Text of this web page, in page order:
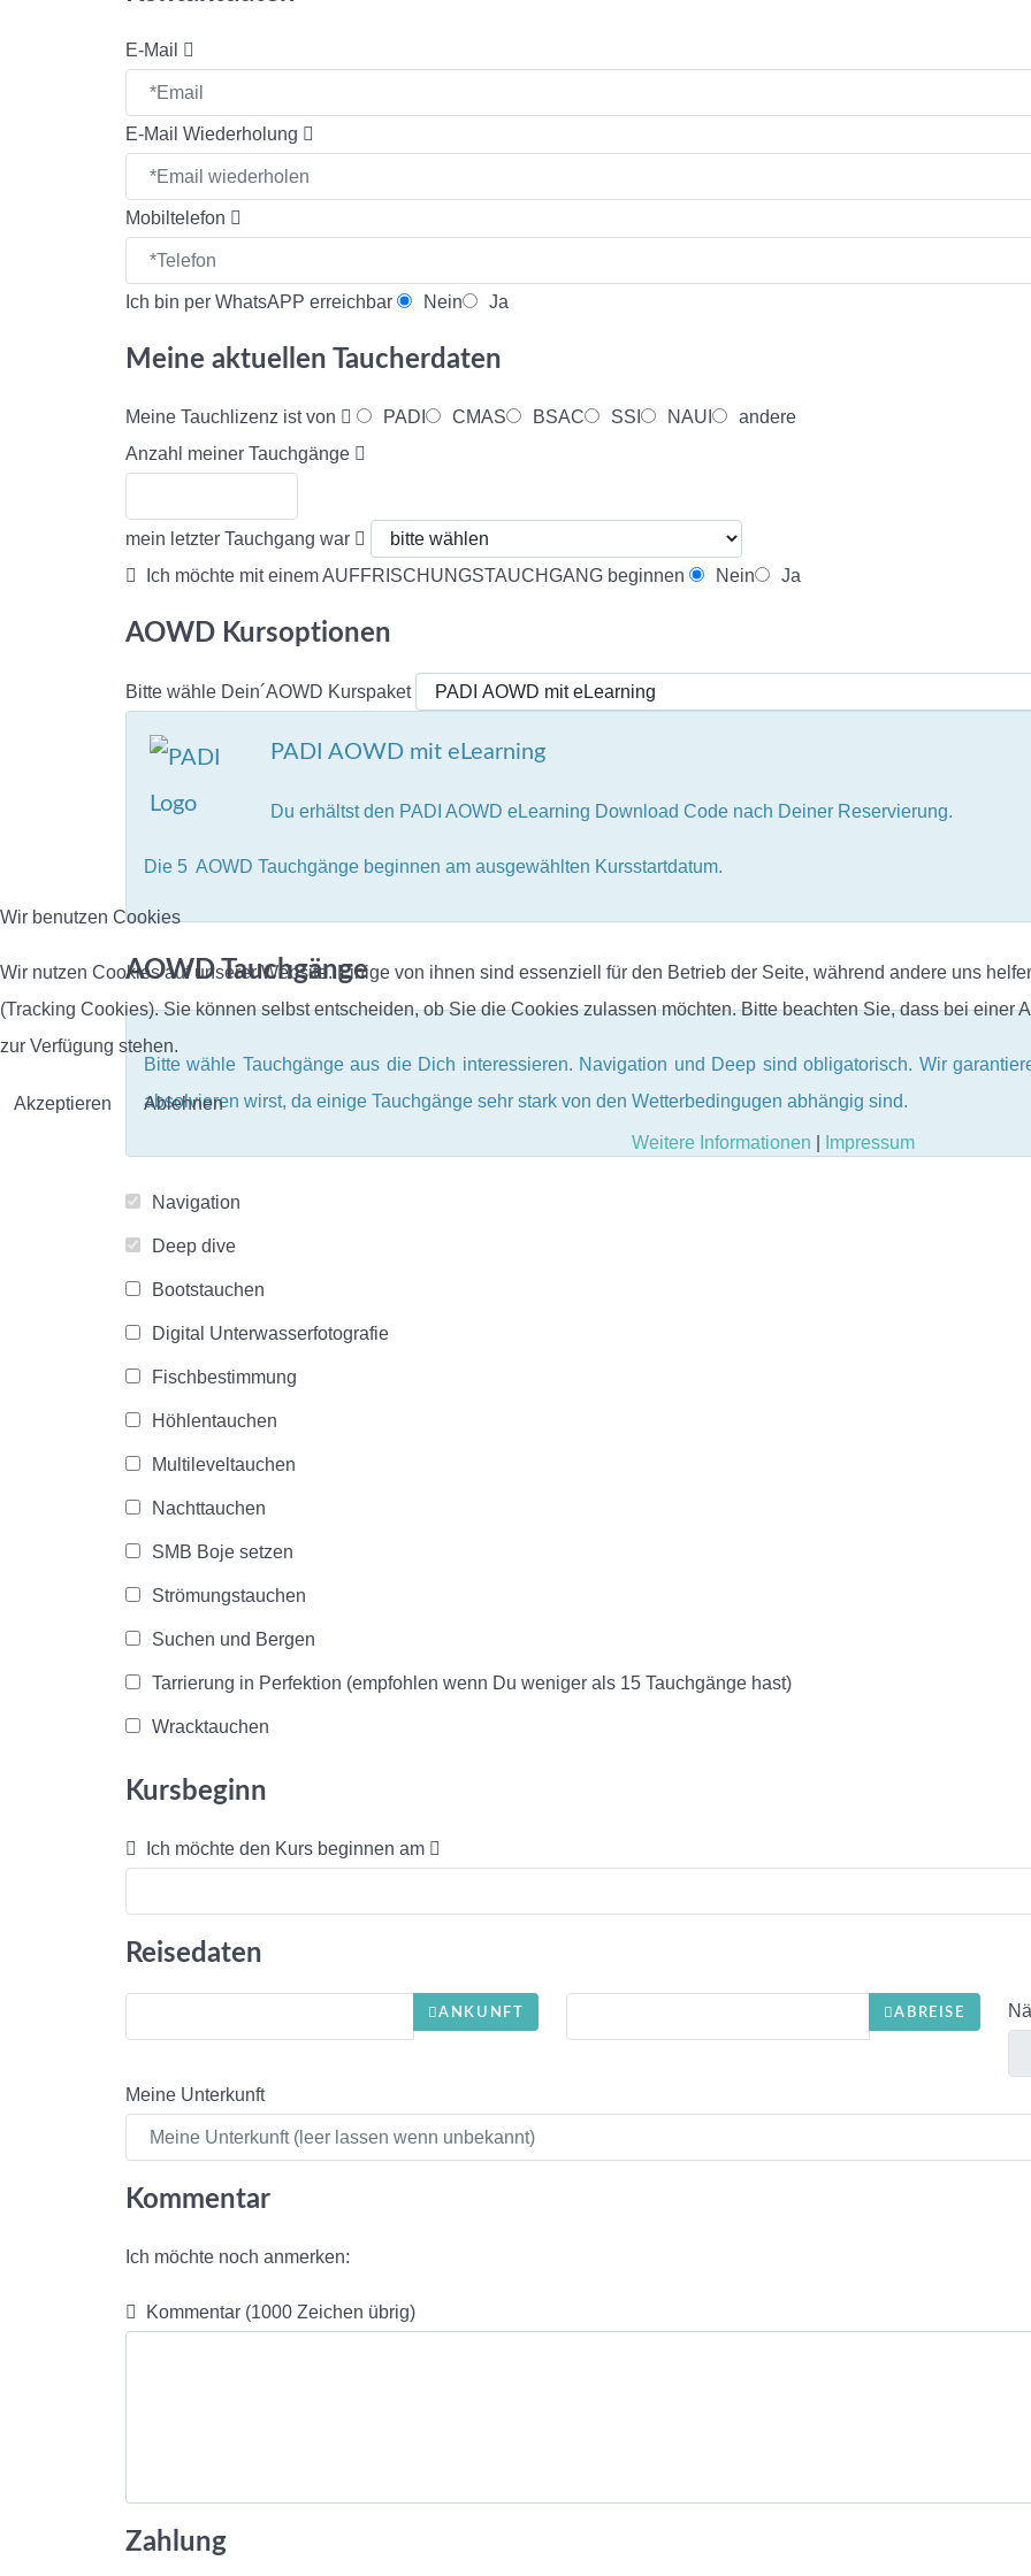
E-Mail
E-Mail Wiederholung
Mobiltelefon
Ich bin per WhatsAPP erreichbar Nein Ja
Meine aktuellen Taucherdaten
Meine Tauchlizenz ist von PADI CMAS BSAC SSI NAUI
andere
Anzahl meiner Tauchgänge
mein letzter Tauchgang war
Ich möchte mit einem AUFFRISCHUNGSTAUCHGANG beginnen
Nein Ja
AOWD Kursoptionen
Bitte wähle Dein´AOWD Kurspaket
PADI AOWD mit eLearning
Du erhältst den PADI AOWD eLearning Download Code nach Deiner Reservierung.
Die 5 AOWD Tauchgänge beginnen am ausgewählten Kursstartdatum.
AOWD Tauchgänge
Bitte wähle Tauchgänge aus die Dich interessieren. Navigation und Deep sind obligatorisch. Wir
absolvieren wirst, da einige Tauchgänge sehr stark von den Wetterbedingugen abhängig sind.
Navigation
Deep dive
Bootstauchen
Digital Unterwasserfotografie
Fischbestimmung
Höhlentauchen
Multileveltauchen
Nachttauchen
SMB Boje setzen
Strömungstauchen
Suchen und Bergen
Tarrierung in Perfektion (empfohlen wenn Du weniger als 15 Tauchgänge hast)
Wracktauchen
Kursbeginn
Ich möchte den Kurs beginnen am
Reisedaten
ANKUNFT ABREISE
Meine Unterkunft
Kommentar
Ich möchte noch anmerken:
Kommentar (1000 Zeichen übrig)
Zahlung
Wir benutzen Cookies
Wir nutzen Cookies auf unserer Website. Einige von ihnen sind essenziell für den Betrieb der Seite, während andere uns
(Tracking Cookies). Sie können selbst entscheiden, ob Sie die Cookies zulassen möchten. Bitte beachten Sie, dass bei
zur Verfügung stehen.
Akzeptieren
Ablehnen
Weitere Informationen
Impressum